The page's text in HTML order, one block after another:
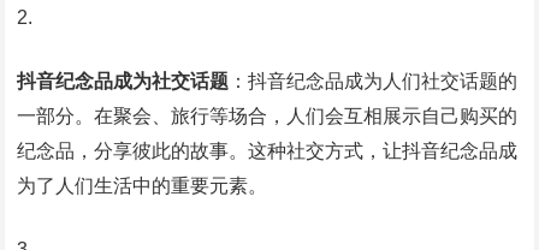
抖音纪念品成为社交话题 ：抖音纪念品成为人们社交话题的
一部分。在聚会、旅行等场合，人们会互相展示自己购买的
纪念品，分享彼此的故事。这种社交方式，让抖音纪念品成
为了人们生活中的重要元素。